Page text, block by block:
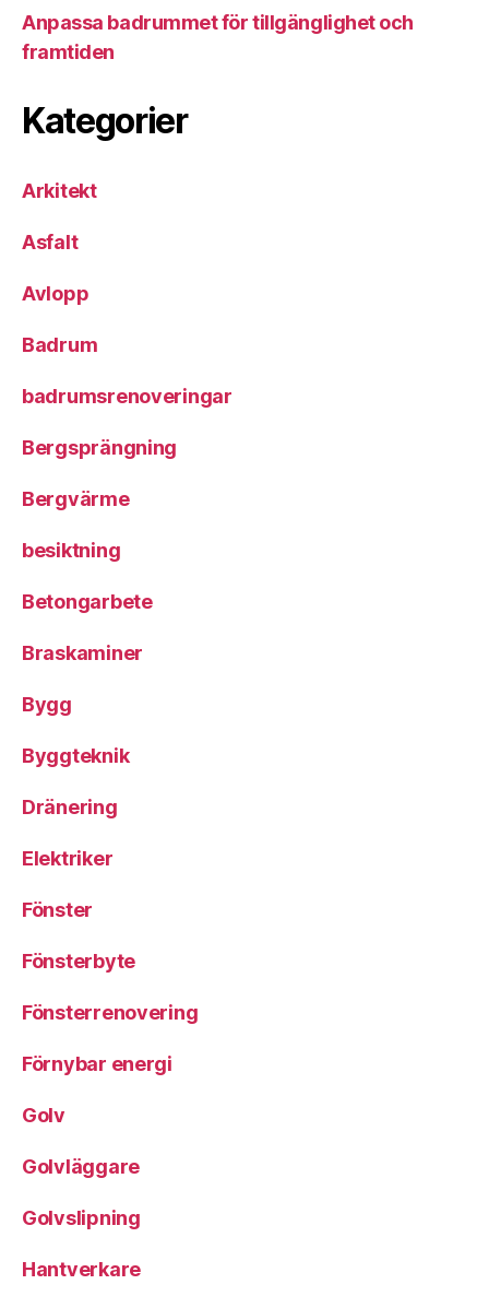
Anpassa badrummet för tillgänglighet och
framtiden
Kategorier
Arkitekt
Asfalt
Avlopp
Badrum
badrumsrenoveringar
Bergsprängning
Bergvärme
besiktning
Betongarbete
Braskaminer
Bygg
Byggteknik
Dränering
Elektriker
Fönster
Fönsterbyte
Fönsterrenovering
Förnybar energi
Golv
Golvläggare
Golvslipning
Hantverkare